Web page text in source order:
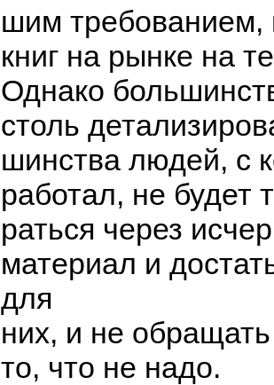
шим требованием,
книг на рынке на
Однако
столь
шинства людей, с
работал, не будет
раться через
материал и
для
них, и не
то, что не надо.